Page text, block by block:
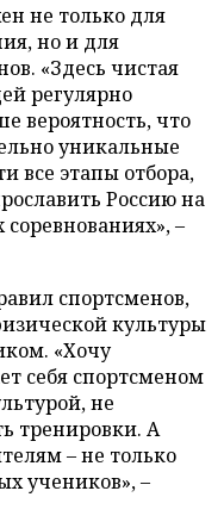
не только для
но и для
«Здесь чистая
регулярно
вероятность, что
уникальные
все этапы отбора,
Россию на
–
спортсменов,
культуры
«Хочу
себя спортсменом
не
тренировки. А
– не только
учеников», –